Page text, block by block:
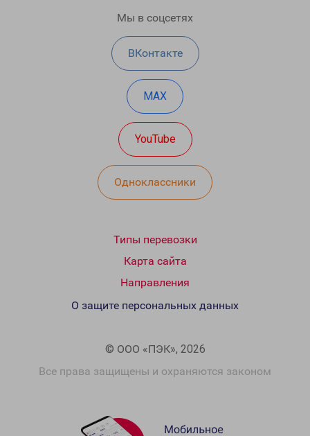
Мы в соцсетях
ВКонтакте
MAX
YouTube
Одноклассники
Типы перевозки
Карта сайта
Направления
© ООО «ПЭК», 2026
Все права защищены и охраняются законом
О защите персональных данных